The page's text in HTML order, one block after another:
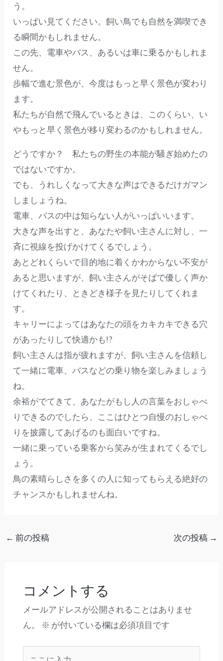
う。
いっぱい見てください。飼い鳥でも自然を満喫でき
る瞬間かもしれません。
この先、電車やバス、あるいは車に乗るかもしれま
せん。
歩幅で進む景色が、今度はもっと早く景色が変わり
ます。
私たちが自然で飛んでいるときは、このくらい、い
やもっと早く景色が移り変わるのかもしれません。
どうですか？ 私たちの野生の本能が騒ぎ始めたの
ではないですか。
でも、うれしくなって大きな声はできるだけガマン
しましょうね。
電車、バスの中は知らない人がいっぱいいます。
大きな声を出すと、あなたや飼い主さんに対し、一
斉に視線を投げかけてくるでしょう。
あとどれくらいで目的地に着くかわからない不安が
あると思いますが、飼い主さんがそばで優しく声か
けてくれたり、ときどき様子を見たりしてくれま
す。
キャリーによってはあなたの頭をカキカキできる穴
があったりして快適かも!?
飼い主さんは指が疲れますが、飼い主さんを信頼し
て一緒に電車、バスなどの乗り物を楽しみましょう
ね。
余裕がでてきて、あなたがもし人の言葉をおしゃべ
りできるのでしたら、ここはひとつ自慢のおしゃべ
りを披露してあげるのも面白いですね。
一緒に乗っている乗客から笑みが生まれてくるでし
ょう。
鳥の素晴らしさを多くの人に知ってもらえる絶好の
チャンスかもしれませんね。
← 前の投稿 次の投稿 →
コメントする
メールアドレスが公開されることはありませ
ん。
※ が付いている欄は必須項目です